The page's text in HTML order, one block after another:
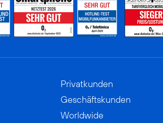
Privatkunden
Geschäftskunden
Worldwide